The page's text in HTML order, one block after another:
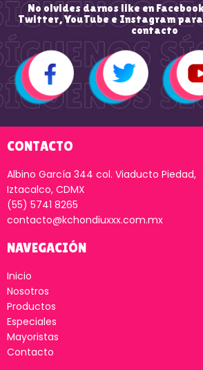
No olvides darnos like en
Twitter, YouTube e Instagram
contacto
CONTACTO
Albino García 344 col. Viaducto Piedad,
Iztacalco, CDMX
(55) 5741 8265
contacto@kchondiuxxx.com.mx
NAVEGACIÓN
Inicio
Nosotros
Productos
Especiales
Mayoristas
Contacto